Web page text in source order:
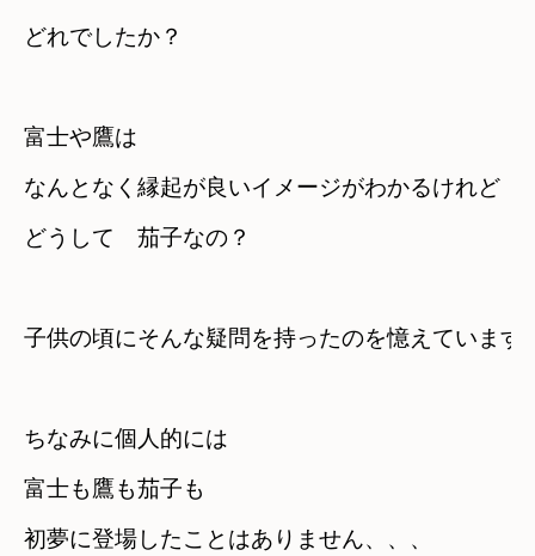
どれでしたか？
富士や鷹は
なんとなく縁起が良いイメージがわかるけれど
どうして　茄子なの？
子供の頃にそんな疑問を持ったのを憶えています
ちなみに個人的には
富士も鷹も茄子も
初夢に登場したことはありません、、、